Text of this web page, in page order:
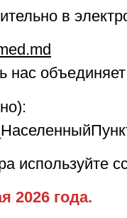
в
нас
используйте
2026 года.